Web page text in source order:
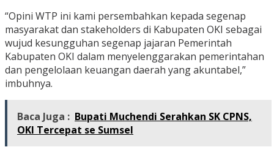
“Opini WTP ini kami persembahkan kepada segenap
masyarakat dan stakeholders di Kabupaten OKI sebagai
wujud kesungguhan segenap jajaran Pemerintah
Kabupaten OKI dalam menyelenggarakan pemerintahan
dan pengelolaan keuangan daerah yang akuntabel,”
imbuhnya.
Baca Juga : Bupati Muchendi Serahkan SK CPNS,
OKI Tercepat se Sumsel